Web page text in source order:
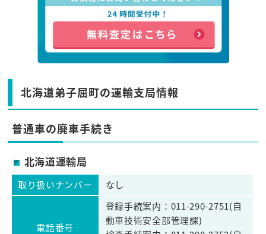
北海道弟子屈町の運輸支局情報
普通車の廃車手続き
北海道運輸局
取り扱いナンバー なし
電話番号
登録手続案内：011-290-2751(自
動車技術安全部管理課)